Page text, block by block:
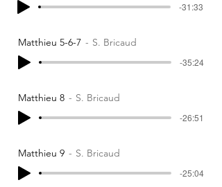
-31:33
Matthieu 5-6-7 S. Bricaud
-35:24
Matthieu 8 S. Bricaud
-26:51
Matthieu 9 S. Bricaud
-25:04